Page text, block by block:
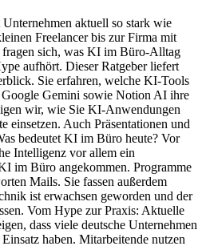
aktuell so stark wie
Freelancer bis zur Firma mit
sich, was KI im Büro-Alltag
aufhört. Dieser Ratgeber liefert
Sie erfahren, welche KI-Tools
Gemini sowie Notion AI ihre
wir, wie Sie KI-Anwendungen
einsetzen. Auch Präsentationen und
bedeutet KI im Büro heute? Vor
Intelligenz vor allem ein
im Büro angekommen. Programme
Mails. Sie fassen außerdem
ist erwachsen geworden und der
Vom Hype zur Praxis: Aktuelle
dass viele deutsche Unternehmen
haben. Mitarbeitende nutzen